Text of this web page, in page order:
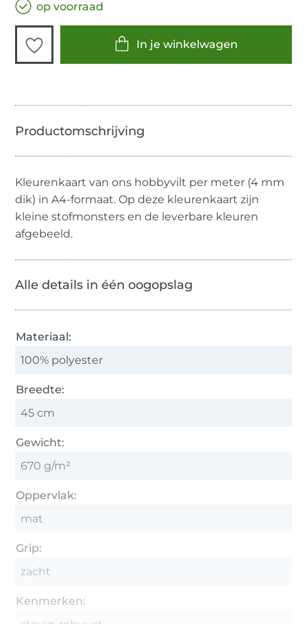
op voorraad
In je winkelwagen
Kleurenkaart van ons hobbyvilt per meter (4 mm
dik) in A4-formaat. Op deze kleurenkaart zijn
kleine stofmonsters en de leverbare kleuren
afgebeeld.
Alle details in één oogopslag
Materiaal:
100% polyester
Breedte:
45 cm
Gewicht:
670 g/m²
Oppervlak:
mat
Grip:
zacht
Kenmerken: